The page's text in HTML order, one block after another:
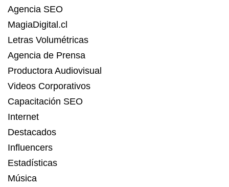
Agencia SEO
MagiaDigital.cl
Letras Volumétricas
Agencia de Prensa
Productora Audiovisual
Videos Corporativos
Capacitación SEO
Internet
Destacados
Influencers
Estadísticas
Música